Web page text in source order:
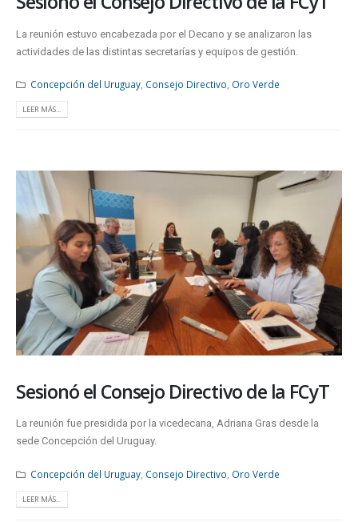
La reunión estuvo encabezada por el Decano y se analizaron las
actividades de las distintas secretarías y equipos de gestión.
Concepción del Uruguay, Consejo Directivo, Oro Verde
LEER MÁS...
Sesionó el Consejo Directivo de la FCyT
La reunión fue presidida por la vicedecana, Adriana Gras desde la
sede Concepción del Uruguay.
Concepción del Uruguay, Consejo Directivo Oro Verde
LEER MÁS...